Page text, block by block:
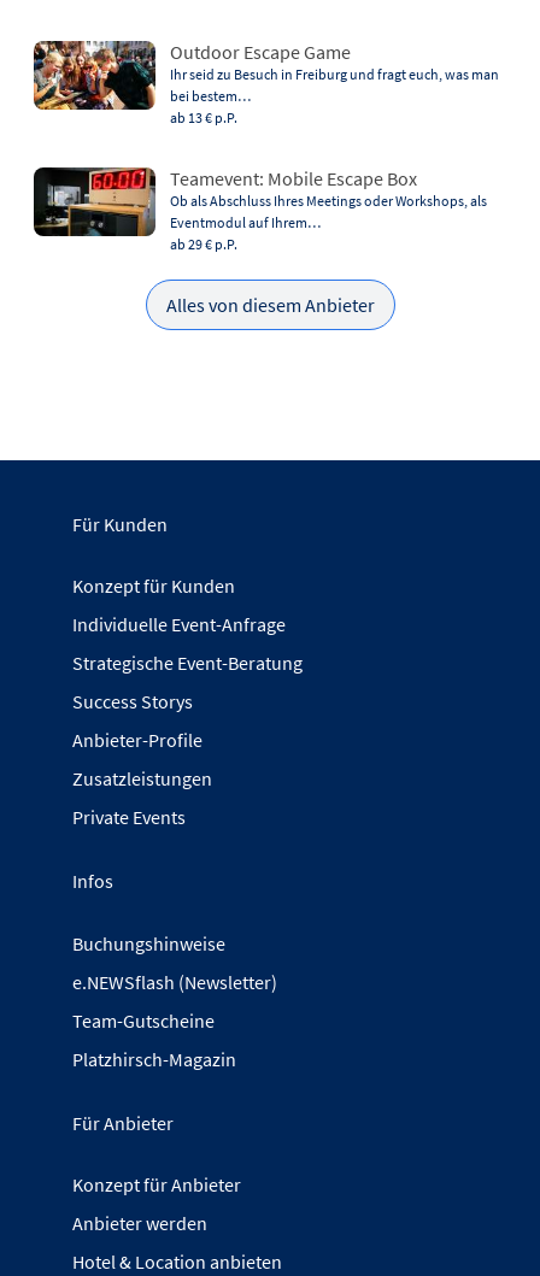
Outdoor Escape Game
Ihr seid zu Besuch in Freiburg und fragt euch, was man
bei bestem…
ab 13 € p.P.
Teamevent: Mobile Escape Box
Ob als Abschluss Ihres Meetings oder Workshops, als
Eventmodul auf Ihrem…
ab 29 € p.P.
Alles von diesem Anbieter
Für Kunden
Konzept für Kunden
Individuelle Event-Anfrage
Strategische Event-Beratung
Success Storys
Anbieter-Profile
Zusatzleistungen
Private Events
Infos
Buchungshinweise
e.NEWSflash (Newsletter)
Team-Gutscheine
Platzhirsch-Magazin
Für Anbieter
Konzept für Anbieter
Anbieter werden
Hotel & Location anbieten